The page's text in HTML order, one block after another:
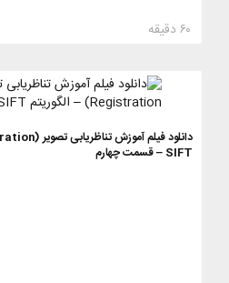
۶۰ دقیقه
SIFT – قسمت چهارم